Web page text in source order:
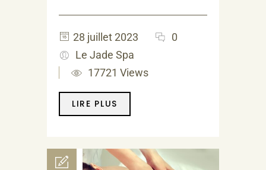
28 juillet 2023
0
Le Jade Spa
17721 Views
LIRE PLUS